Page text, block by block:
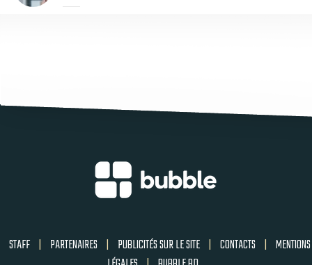
STAFF | PARTENAIRES | PUBLICITÉS SUR LE SITE | CONTACTS | MENTIONS